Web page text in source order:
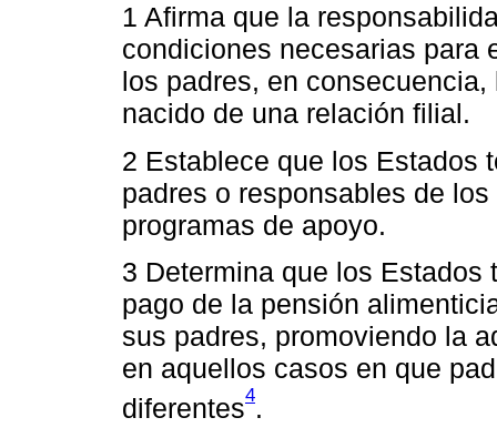
1 Afirma que la
condiciones necesarias para
los padres, en
nacido de una relación filial.
2 Establece que los Estados
padres o responsables de
programas de apoyo.
3 Determina que los Estados
pago de la pensión
sus padres, promoviendo la
en aquellos casos en que
diferentes4.